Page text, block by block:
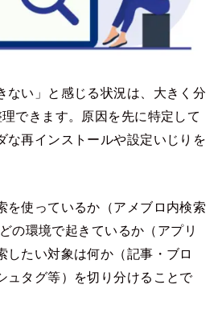
ない」と感じる状況は、大きく分
できます。原因を先に特定して
な再インストールや設定いじりを
を使っているか（アメブロ内検索
の環境で起きているか（アプリ
したい対象は何か（記事・ブロ
ュタグ等）を切り分けることで